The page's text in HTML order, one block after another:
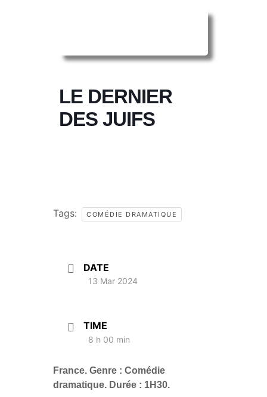
LE DERNIER
DES JUIFS
Tags: COMÉDIE DRAMATIQUE
DATE
13 Mar 2024
TIME
8 h 00 min
France. Genre : Comédie
dramatique. Durée : 1H30.